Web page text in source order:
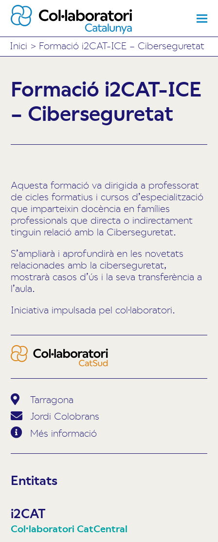
Inici > Formació i2CAT-ICE – Ciberseguretat
Formació i2CAT-ICE
– Ciberseguretat
Aquesta formació va dirigida a professorat
de cicles formatius i cursos d’especialització
que imparteixin docència en famílies
professionals que directa o indirectament
tinguin relació amb la Ciberseguretat.
S’ampliarà i aprofundirà en les novetats
relacionades amb la ciberseguretat,
mostrarà casos d’ús i la seva transferència a
l’aula.
Iniciativa impulsada pel col·laboratori.
Tarragona
Jordi Colobrans
Més informació
Entitats
i2CAT
Col·laboratori CatCentral